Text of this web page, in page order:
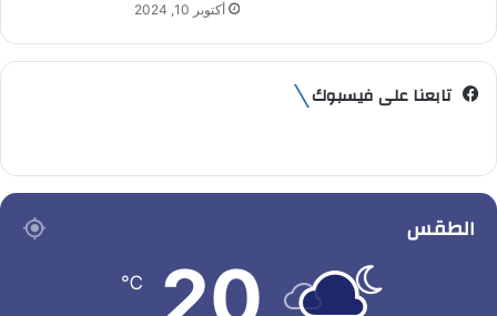
أكتوبر 10, 2024
تابعنا على فيسبوك
الطقس
℃